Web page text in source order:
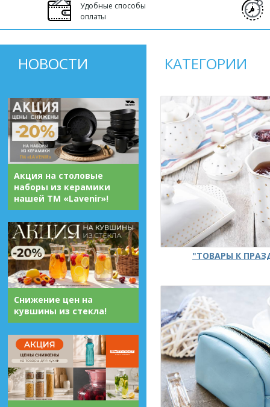
Удобные способы
оплаты
НОВОСТИ
Акция на столовые
наборы из керамики
нашей ТМ «Lavenir»!
Снижение цен на
кувшины из стекла!
КАТЕГОРИИ
"ТОВАРЫ К